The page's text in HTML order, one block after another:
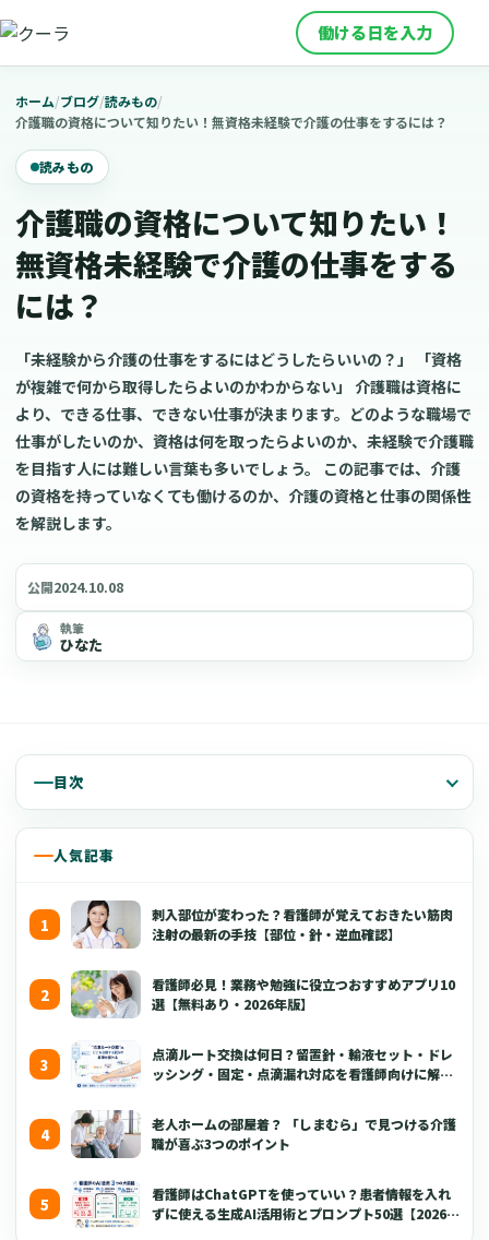
働ける日を入力
ホーム/ブログ/読みもの/
介護職の資格について知りたい！無資格未経験で介護の仕事をするには？
読みもの
介護職の資格について知りたい！
無資格未経験で介護の仕事をする
には？
「未経験から介護の仕事をするにはどうしたらいいの？」 「資格
が複雑で何から取得したらよいのかわからない」 介護職は資格に
より、できる仕事、できない仕事が決まります。どのような職場で
仕事がしたいのか、資格は何を取ったらよいのか、未経験で介護職
を目指す人には難しい言葉も多いでしょう。 この記事では、介護
の資格を持っていなくても働けるのか、介護の資格と仕事の関係性
を解説します。
公開2024.10.08
執筆
ひなた
目次
人気記事
刺入部位が変わった？看護師が覚えておきたい筋肉
注射の最新の手技【部位・針・逆血確認】
看護師必見！業務や勉強に役立つおすすめアプリ10
選【無料あり・2026年版】
点滴ルート交換は何日？留置針・輸液セット・ドレ
ッシング・固定・点滴漏れ対応を看護師向けに解説
老人ホームの部屋着？ 「しまむら」で見つける介護
職が喜ぶ3つのポイント
看護師はChatGPTを使っていい？患者情報を入れ
ずに使える生成AI活用術とプロンプト50選【2026年